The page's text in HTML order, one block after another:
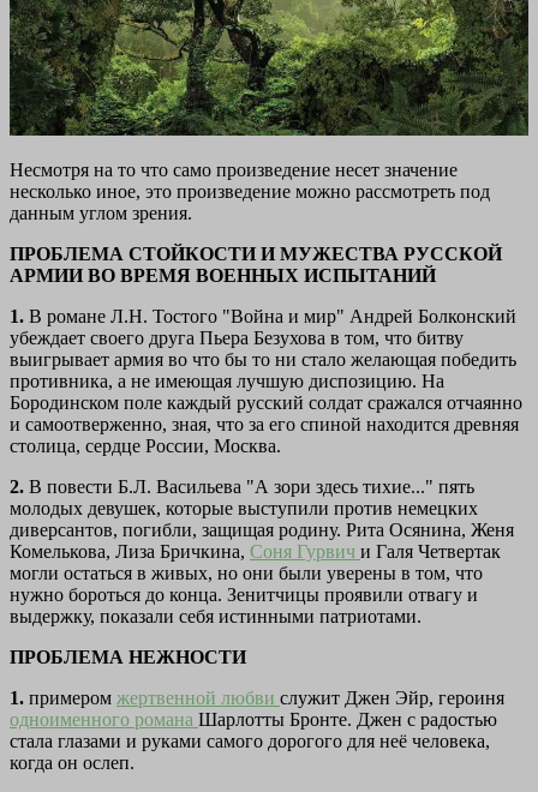
Несмотря на то что само произведение несет значение
несколько иное, это произведение можно рассмотреть под
данным углом зрения.
ПРОБЛЕМА СТОЙКОСТИ И МУЖЕСТВА РУССКОЙ
АРМИИ ВО ВРЕМЯ ВОЕННЫХ ИСПЫТАНИЙ
1. В романе Л.Н. Тостого "Война и мир" Андрей Болконский
убеждает своего друга Пьера Безухова в том, что битву
выигрывает армия во что бы то ни стало желающая победить
противника, а не имеющая лучшую диспозицию. На
Бородинском поле каждый русский солдат сражался отчаянно
и самоотверженно, зная, что за его спиной находится древняя
столица, сердце России, Москва.
2. В повести Б.Л. Васильева "А зори здесь тихие..." пять
молодых девушек, которые выступили против немецких
диверсантов, погибли, защищая родину. Рита Осянина, Женя
Комелькова, Лиза Бричкина, Соня Гурвич и Галя Четвертак
могли остаться в живых, но они были уверены в том, что
нужно бороться до конца. Зенитчицы проявили отвагу и
выдержку, показали себя истинными патриотами.
ПРОБЛЕМА НЕЖНОСТИ
1. примером жертвенной любви служит Джен Эйр, героиня
одноименного романа Шарлотты Бронте. Джен с радостью
стала глазами и руками самого дорогого для неё человека,
когда он ослеп.